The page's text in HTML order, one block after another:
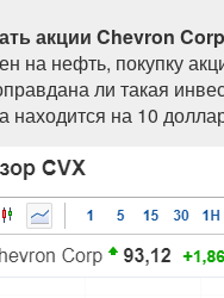
акции Chevron
на нефть, покупку
ли такая
находится на 10